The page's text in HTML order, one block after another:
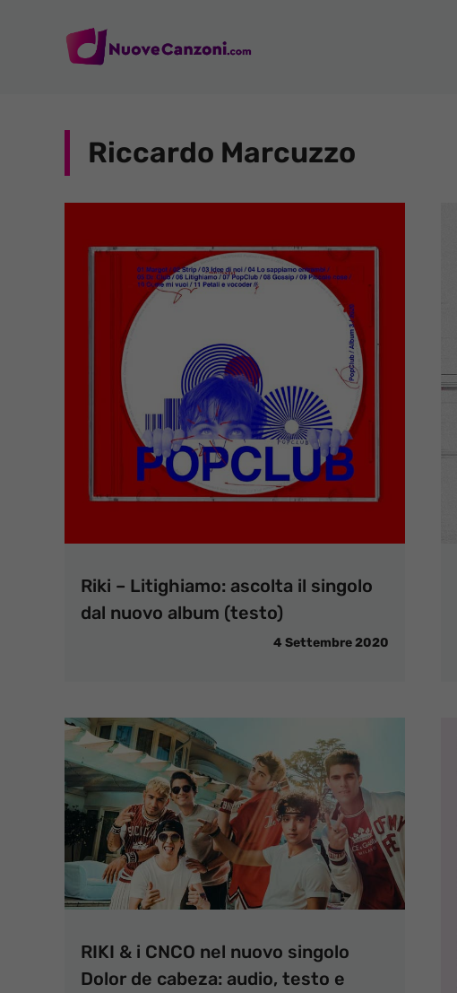
Riccardo Marcuzzo
Riki – Litighiamo: ascolta il singolo
dal nuovo album (testo)
4 Settembre 2020
RIKI & i CNCO nel nuovo singolo
Dolor de cabeza: audio, testo e